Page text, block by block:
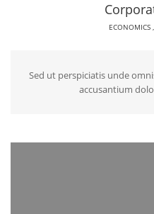
ECONOMICS ,
Sed ut perspiciatis unde
accusantium